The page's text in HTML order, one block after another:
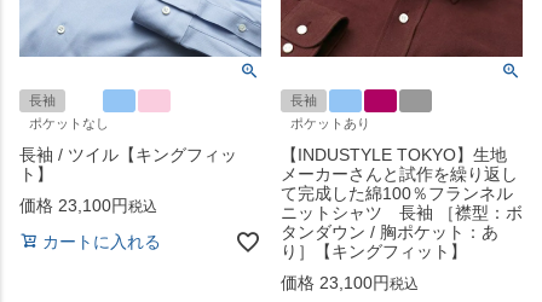
長袖
ポケットなし
長袖 / ツイル【キングフィッ
ト】
価格 23,100 税込
カートに入れる
長袖
ポケットあり
【INDUSTYLE TOKYO】生地
メーカーさんと試作を繰り返し
て完成した綿100％フランネル
ニットシャツ 長袖 ［襟型：ボ
タンダウン / 胸ポケット：あ
り］【キングフィット】
価格 23,100 税込